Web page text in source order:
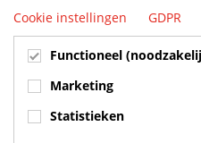
Terberg Special Vehicles
TERBERG BENSCHOP B.V.
Oranje Nassaustraat 10, 3405
Tel. 0348 - 45 92 11 (algemeen)
Cookie instellingen
GDPR
Functioneel
Marketing
Statistieken